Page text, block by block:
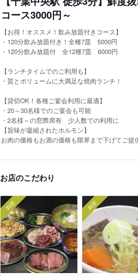
コース3000円～
【お得！オススメ！飲み放題付きコース】
・120分飲み放題付き！全種7皿 5000円
・120分飲み放題付 全12種7皿 6000円
【ランチタイムでのご利用も】
・質とボリュームに大満足な焼肉ランチ！
【貸切OK！各種ご宴会利用に最適】
・20～30名様でのご宴会も可能
・2名様～の窓際席有 少人数での利用に
【旨味が凝縮されたホルモン】
お肉の価格もお酒の価格も限界まで下げてご提
お店のこだわり
料理 料理